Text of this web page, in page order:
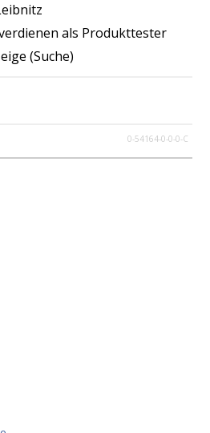
als Produkttester
(Suche)
0-54164-0-0-0-C